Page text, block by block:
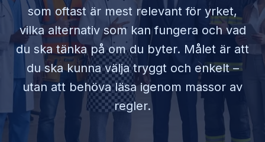
som oftast är mest relevant för yrket,
vilka alternativ som kan fungera och vad
du ska tänka på om du byter. Målet är att
du ska kunna välja tryggt och enkelt –
utan att behöva läsa igenom massor av
regler.